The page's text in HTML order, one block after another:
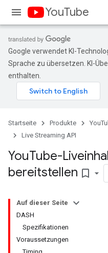
YouTube
Google verwendet KI-
Sprache zu übersetzen. KI-
enthalten.
Startseite Produkte
Live Streaming API
YouTube-
bereitstellen bookmark_border
Auf dieser Seite
DASH
Spezifikationen
Voraussetzungen